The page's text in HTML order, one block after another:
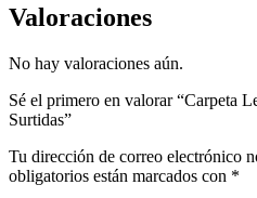
Valoraciones
No hay valoraciones aún.
Sé el primero en valorar “Carpeta
Surtidas”
Tu dirección de correo electrónico
obligatorios están marcados con *